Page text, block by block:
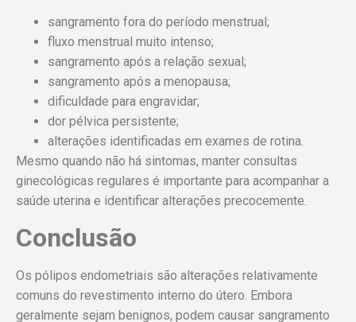
sangramento fora do período menstrual;
fluxo menstrual muito intenso;
sangramento após a relação sexual;
sangramento após a menopausa;
dificuldade para engravidar;
dor pélvica persistente;
alterações identificadas em exames de rotina.
Mesmo quando não há sintomas, manter consultas
ginecológicas regulares é importante para acompanhar a
saúde uterina e identificar alterações precocemente.
Conclusão
Os pólipos endometriais são alterações relativamente
comuns do revestimento interno do útero. Embora
geralmente sejam benignos, podem causar sangramento